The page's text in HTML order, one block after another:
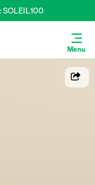
Menu